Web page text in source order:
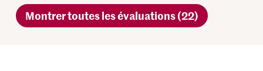
Montrer toutes les évaluations (22)